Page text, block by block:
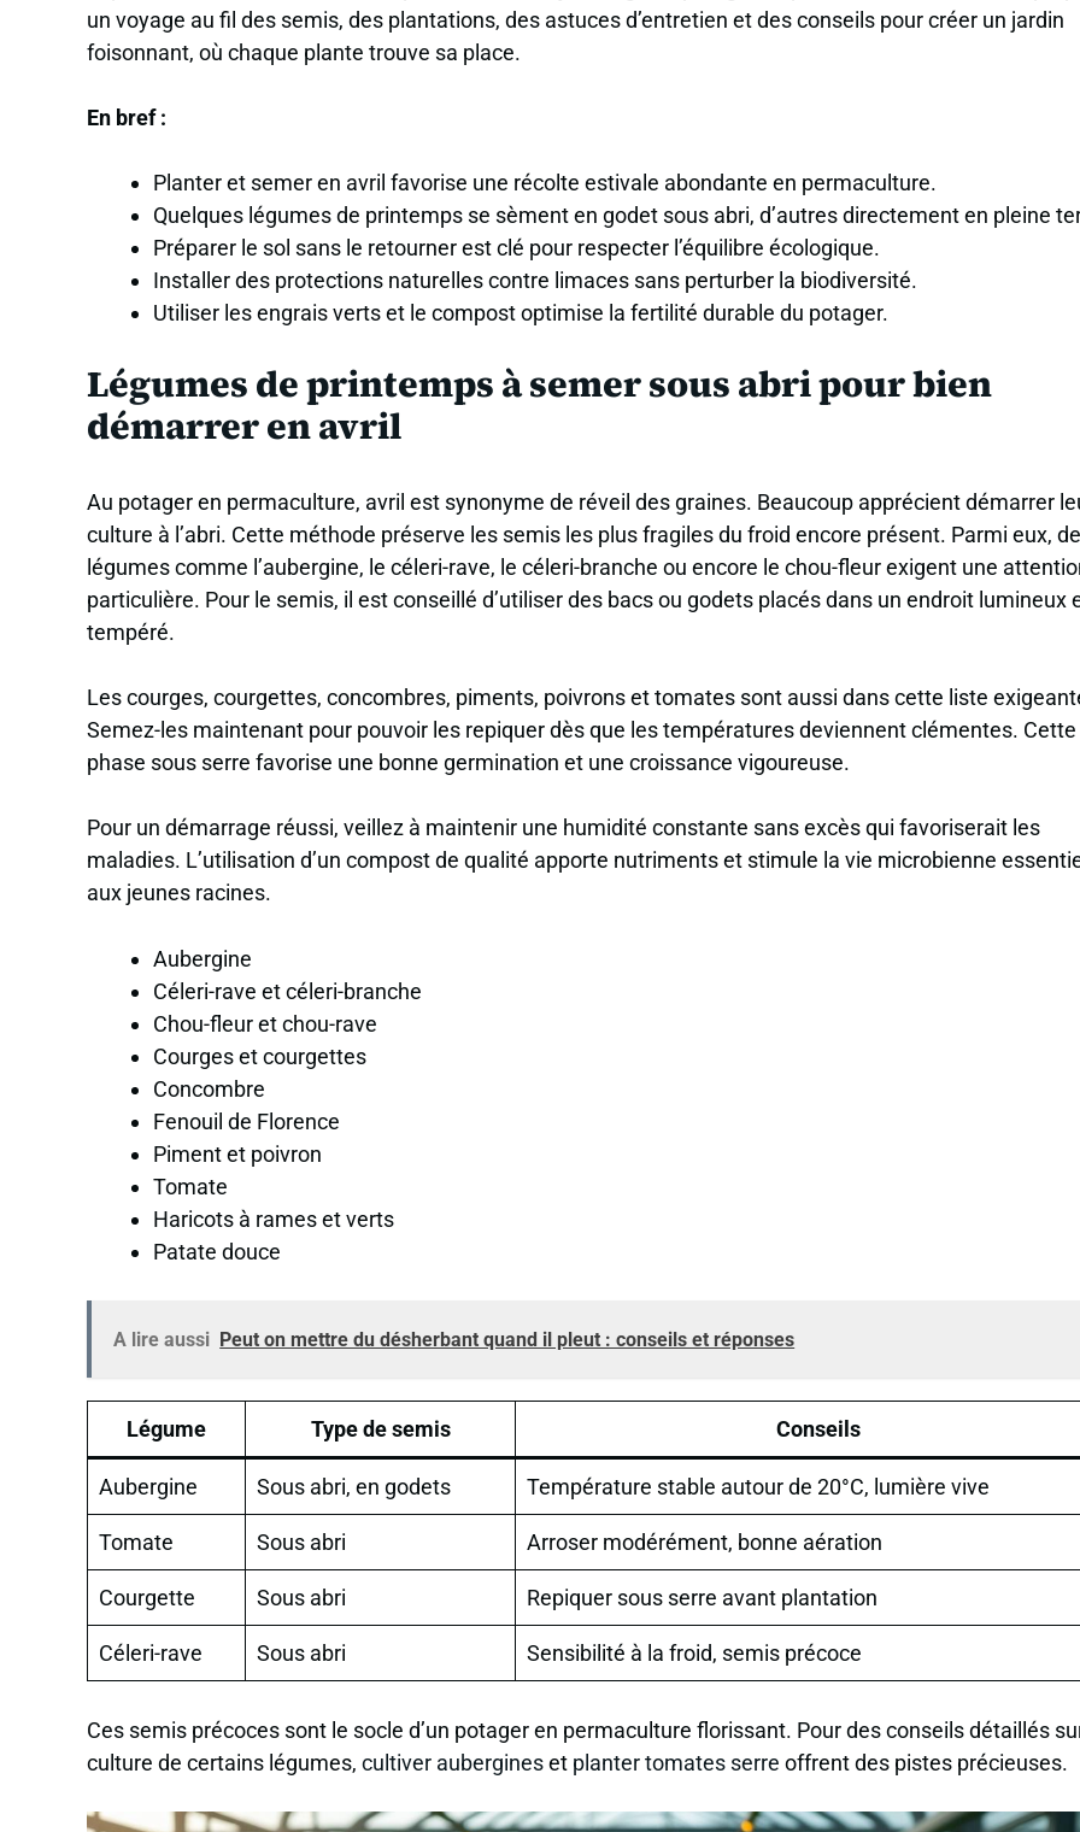
un voyage au fil des semis, des plantations, des astuces d’entretien et des conseils pour créer un jardin
foisonnant, où chaque plante trouve sa place.
En bref :
Planter et semer en avril favorise une récolte estivale abondante en permaculture.
Quelques légumes de printemps se sèment en godet sous abri, d’autres directement en pleine
Préparer le sol sans le retourner est clé pour respecter l’équilibre écologique.
Installer des protections naturelles contre limaces sans perturber la biodiversité.
Utiliser les engrais verts et le compost optimise la fertilité durable du potager.
Légumes de printemps à semer sous abri pour bien
démarrer en avril
Au potager en permaculture, avril est synonyme de réveil des graines. Beaucoup apprécient démarrer
culture à l’abri. Cette méthode préserve les semis les plus fragiles du froid encore présent. Parmi eux,
légumes comme l’aubergine, le céleri-rave, le céleri-branche ou encore le chou-fleur exigent une
particulière. Pour le semis, il est conseillé d’utiliser des bacs ou godets placés dans un endroit lumineux
tempéré.
Les courges, courgettes, concombres, piments, poivrons et tomates sont aussi dans cette liste
Semez-les maintenant pour pouvoir les repiquer dès que les températures deviennent clémentes. Cette
phase sous serre favorise une bonne germination et une croissance vigoureuse.
Pour un démarrage réussi, veillez à maintenir une humidité constante sans excès qui favoriserait les
maladies. L’utilisation d’un compost de qualité apporte nutriments et stimule la vie microbienne
aux jeunes racines.
Aubergine
Céleri-rave et céleri-branche
Chou-fleur et chou-rave
Courges et courgettes
Concombre
Fenouil de Florence
Piment et poivron
Tomate
Haricots à rames et verts
Patate douce
A lire aussi Peut on mettre du désherbant quand il pleut : conseils et réponses
Légume Type de semis Conseils
Aubergine Sous abri, en godets Température stable autour de 20°C, lumière vive
Tomate Sous abri Arroser modérément, bonne aération
Courgette Sous abri Repiquer sous serre avant plantation
Céleri-rave Sous abri Sensibilité à la froid, semis précoce
Ces semis précoces sont le socle d’un potager en permaculture florissant. Pour des conseils détaillés
culture de certains légumes, cultiver aubergineset planter tomates serre offrent des pistes précieuses.